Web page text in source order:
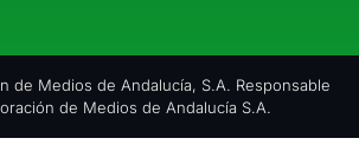
de Medios de Andalucía, S.A. Responsable
de Medios de Andalucía S.A.